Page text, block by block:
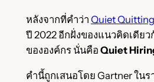
หลังจากที่คำว่า Quiet Quitting
ปี 2022 อีกฝั่งของแนวคิดเดีย
ขององค์กร นั่นคือ Quiet
คำนี้ถูกเสนอโดย Gartner ในร